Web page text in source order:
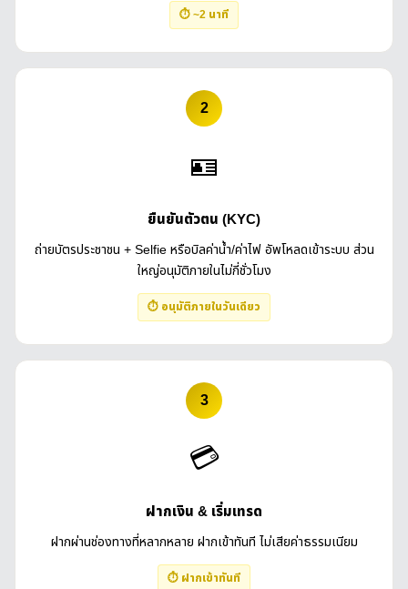
⏱ ~2 นาที
2
🪪
ยืนยันตัวตน (KYC)
ถ่ายบัตรประชาชน + Selfie หรือบิลค่าน้ำ/ค่าไฟ อัพโหลดเข้าระบบ ส่วน
ใหญ่อนุมัติภายในไม่กี่ชั่วโมง
⏱ อนุมัติภายในวันเดียว
3
💳
ฝากเงิน & เริ่มเทรด
ฝากผ่านช่องทางที่หลากหลาย ฝากเข้าทันที ไม่เสียค่าธรรมเนียม
⏱ ฝากเข้าทันที